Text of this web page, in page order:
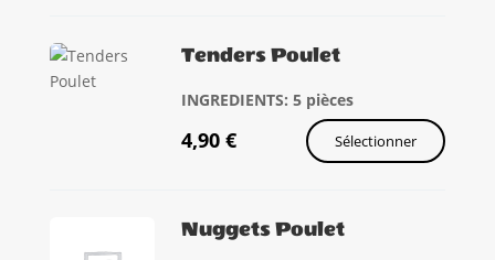
Tenders Poulet
INGREDIENTS: 5 pièces
4,90 € Sélectionner
Nuggets Poulet